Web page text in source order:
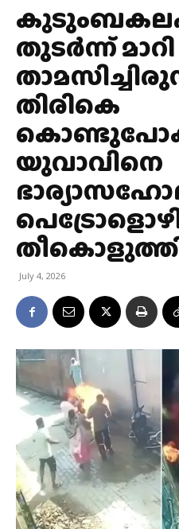
തുടര്‍ന്ന് മാറി
തിരികെ
യുവാവിനെ
July 4, 2026